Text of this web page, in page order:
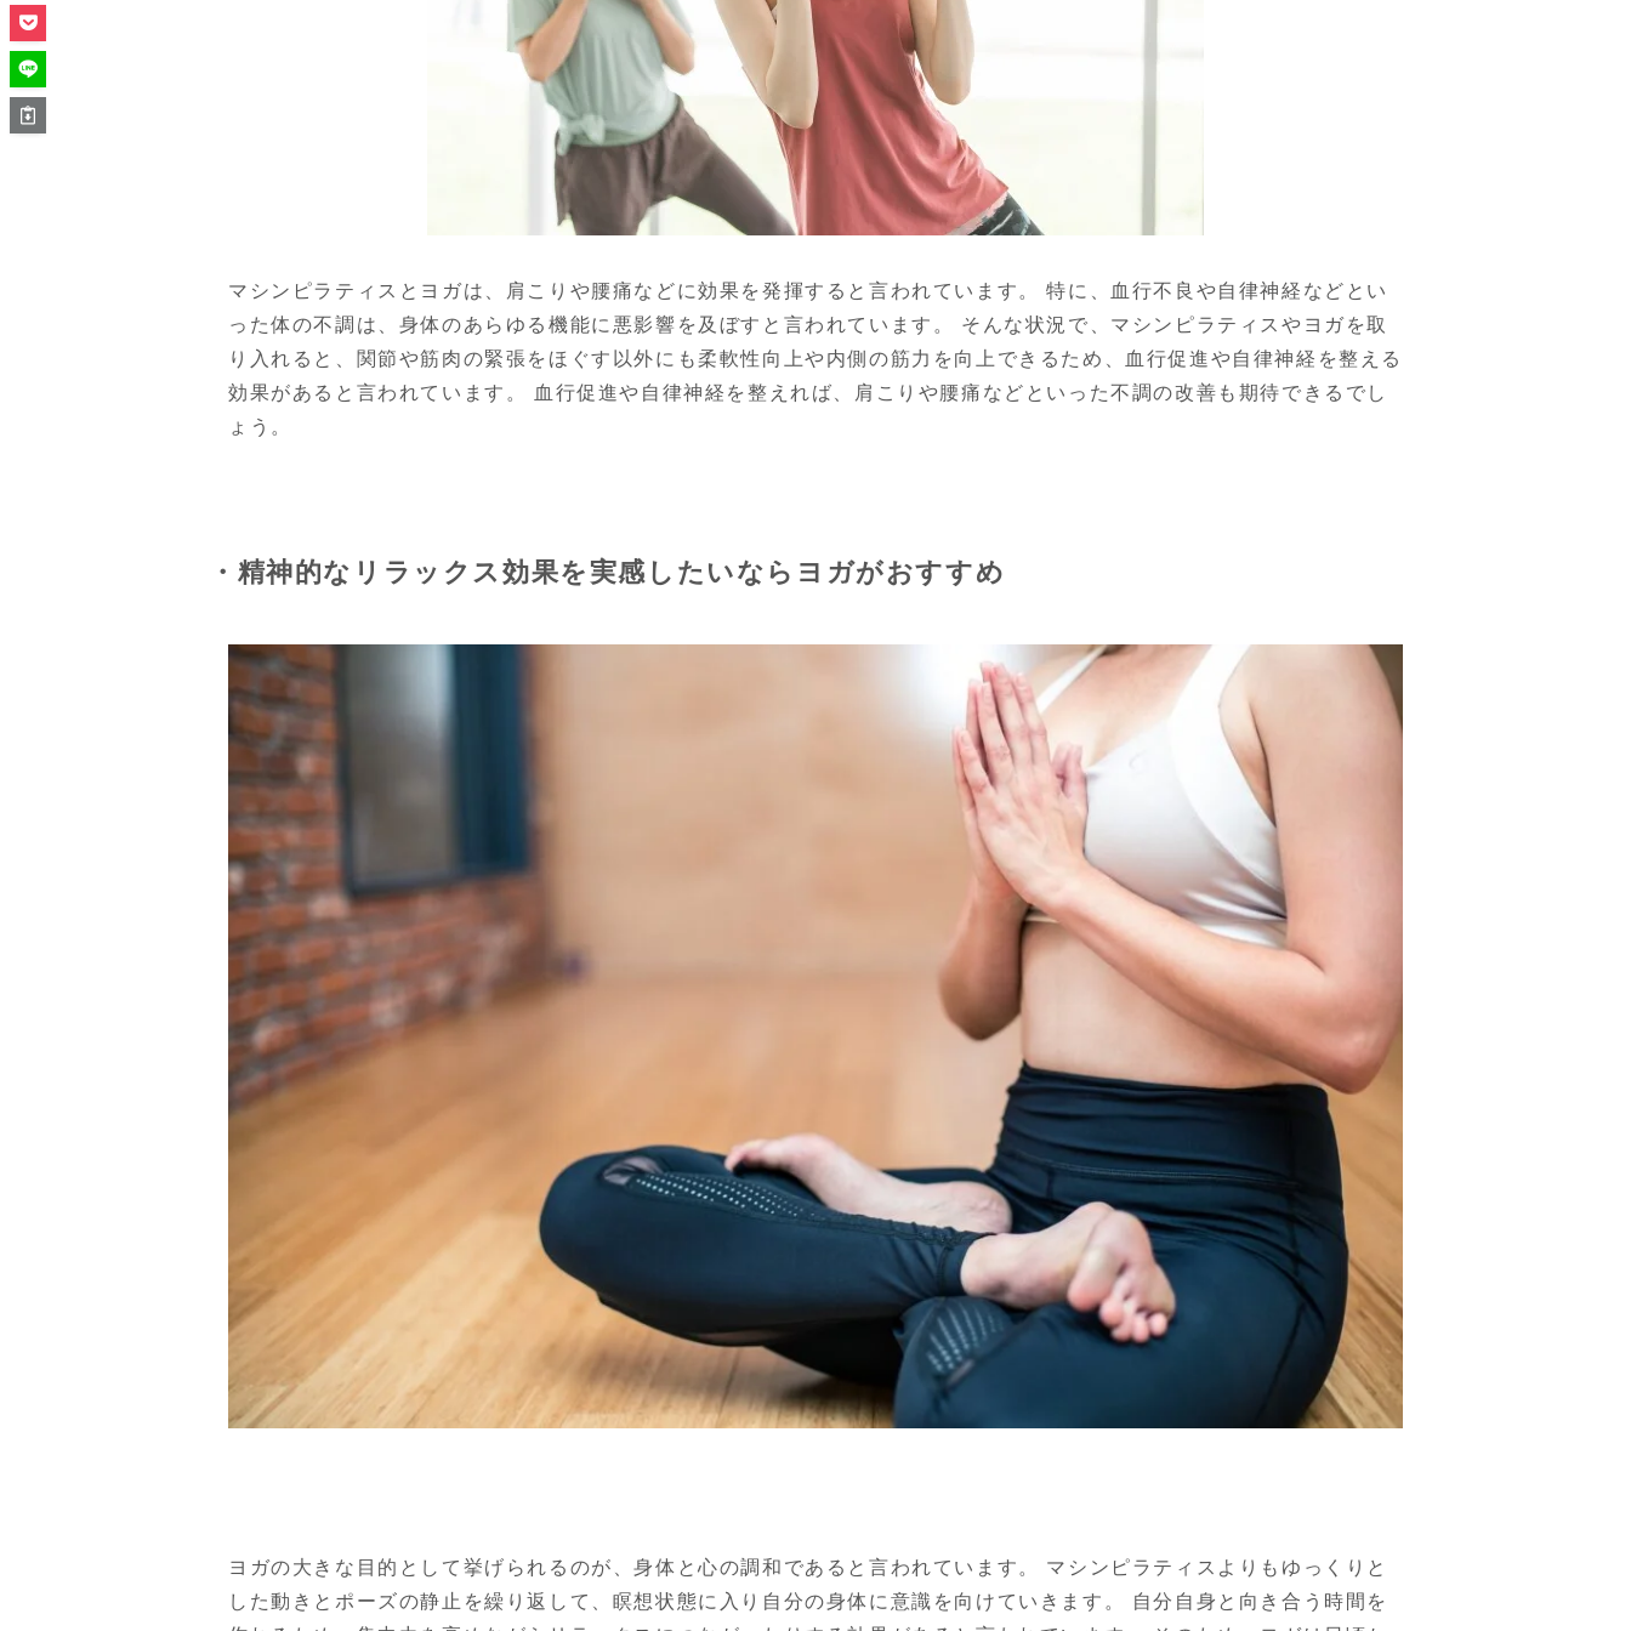
マシンピラティスとヨガは、肩こりや腰痛などに効果を発揮すると言われています。 特に、血行不良や自律神経などとい
った体の不調は、身体のあらゆる機能に悪影響を及ぼすと言われています。 そんな状況で、マシンピラティスやヨガを取
り入れると、関節や筋肉の緊張をほぐす以外にも柔軟性向上や内側の筋力を向上できるため、血行促進や自律神経を整える
効果があると言われています。 血行促進や自律神経を整えれば、肩こりや腰痛などといった不調の改善も期待できるでし
ょう。
・精神的なリラックス効果を実感したいならヨガがおすすめ
ヨガの大きな目的として挙げられるのが、身体と心の調和であると言われています。 マシンピラティスよりもゆっくりと
した動きとポーズの静止を繰り返して、瞑想状態に入り自分の身体に意識を向けていきます。 自分自身と向き合う時間を